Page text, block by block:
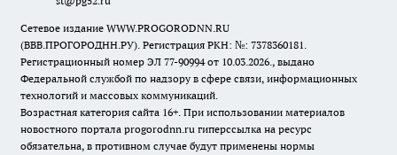
Сетевое издание WWW.PROGORODNN.RU
(ВВВ.ПРОГОРОДНН.РУ). Регистрация РКН: №: 7378360181.
Регистрационный номер ЭЛ 77-90994 от 10.03.2026., выдано
Федеральной службой по надзору в сфере связи, информационных
технологий и массовых коммуникаций.
Возрастная категория сайта 16+. При использовании материалов
новостного портала progorodnn.ru гиперссылка на ресурс
обязательна, в противном случае будут применены нормы